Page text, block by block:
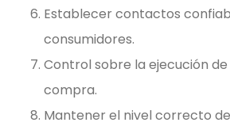
Establecer contactos
consumidores.
Control sobre la ejecución
compra.
Mantener el nivel correcto